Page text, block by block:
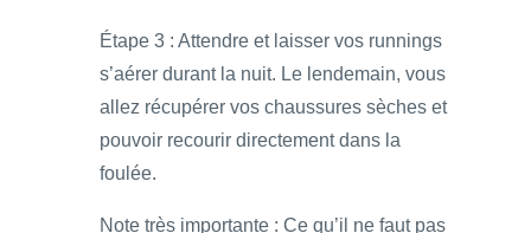
Étape 3 : Attendre et laisser vos runnings
s’aérer durant la nuit. Le lendemain, vous
allez récupérer vos chaussures sèches et
pouvoir recourir directement dans la
foulée.
Note très importante : Ce qu’il ne faut pas